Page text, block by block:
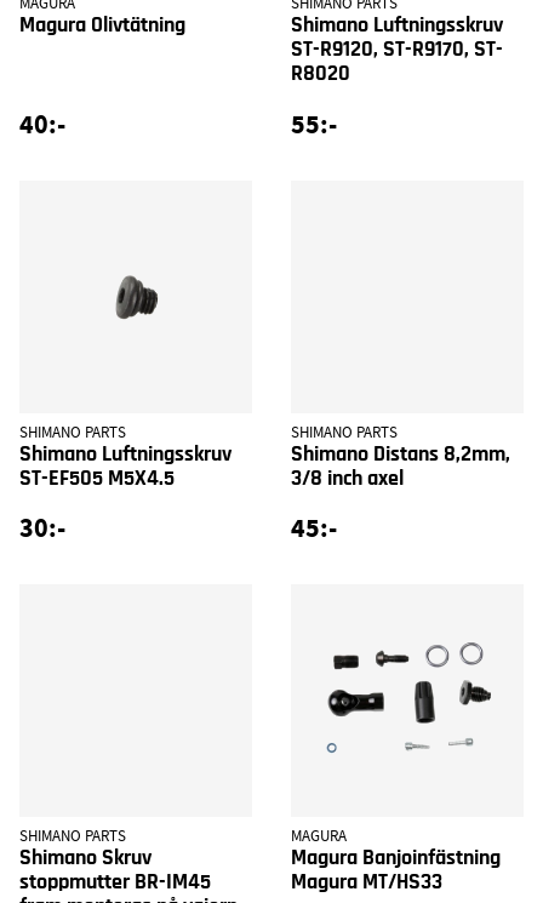
MAGURA
Magura Olivtätning
40:-
SHIMANO PARTS
Shimano Luftningsskruv
ST-R9120, ST-R9170, ST-
R8020
55:-
SHIMANO PARTS
Shimano Luftningsskruv
ST-EF505 M5X4.5
30:-
SHIMANO PARTS
Shimano Distans 8,2mm,
3/8 inch axel
45:-
SHIMANO PARTS
Shimano Skruv
stoppmutter BR-IM45
MAGURA
Magura Banjoinfästning
Magura MT/HS33